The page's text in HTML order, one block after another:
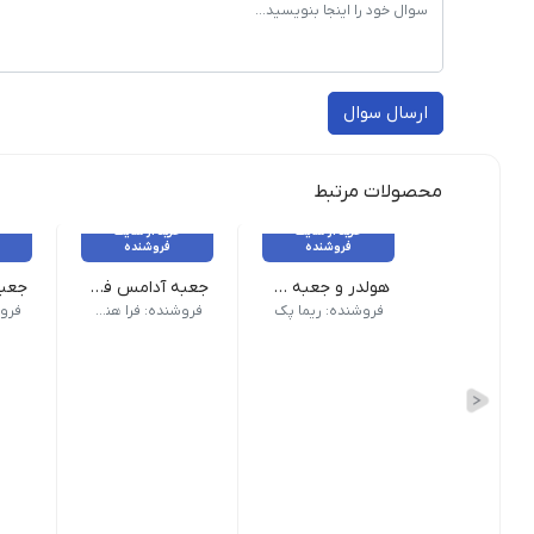
ارسال سوال
محصولات مرتبط
خرید از سایت
فروشنده
هولدر و جعبه دوتایی لیوان بسته 200 عددی - عرض ۱۰ - طول ۱۷/۵ - ارتفاع ۲۰
فروشنده: ریما پک
خرید از سایت
فروشنده
جعبه آدامس فلیپ تاپ و شیکر تاپ chewing gum box
فروشنده: فرا هنر نوین